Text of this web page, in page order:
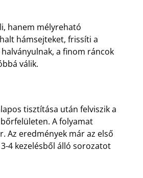
hanem mélyreható
hámsejteket, frissíti a
a finom ráncok
válik.
tisztítása után felviszik a
A folyamat
Az eredmények már az első
4 kezelésből álló sorozatot